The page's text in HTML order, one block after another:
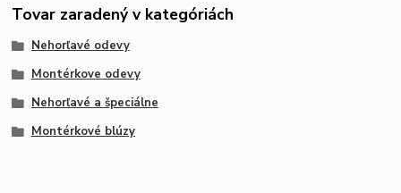
Tovar zaradený v kategóriách
Nehorľavé odevy
Montérkove odevy
Nehorľavé a špeciálne
Montérkové blúzy